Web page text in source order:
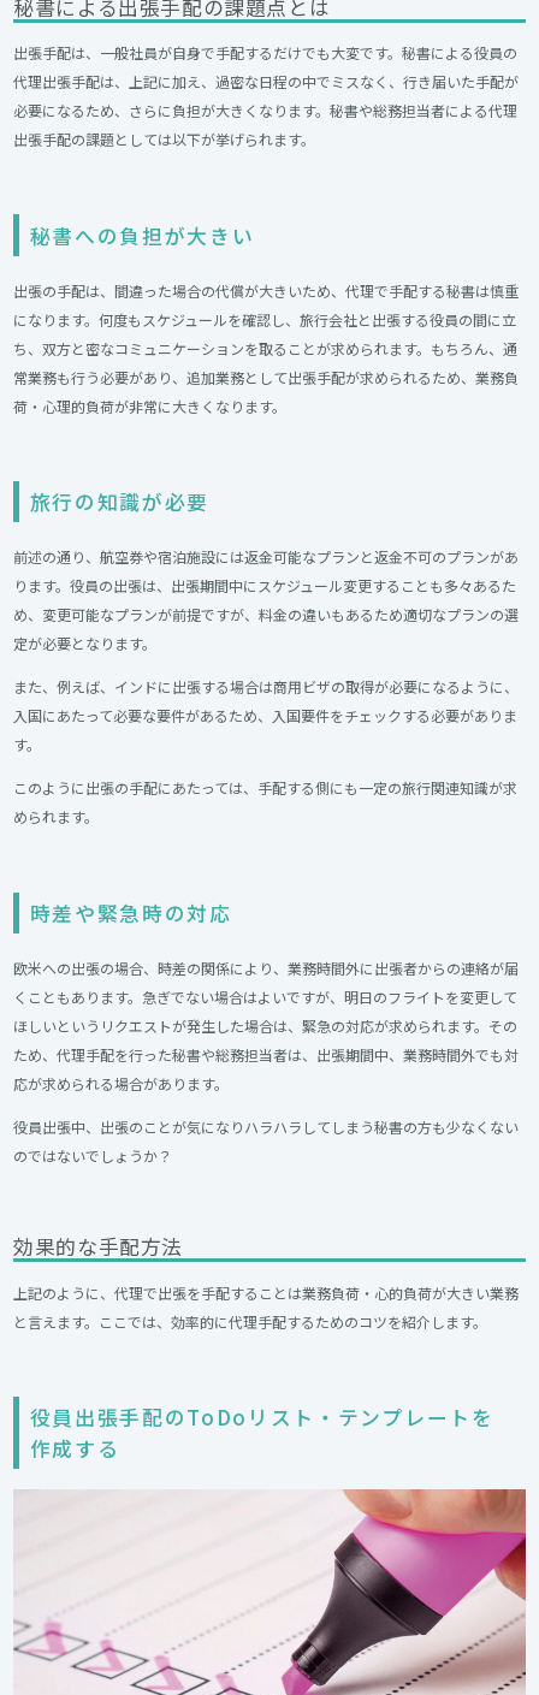
秘書による出張手配の課題点とは
出張手配は、一般社員が自身で手配するだけでも大変です。秘書による役員の
代理出張手配は、上記に加え、過密な日程の中でミスなく、行き届いた手配が
必要になるため、さらに負担が大きくなります。秘書や総務担当者による代理
出張手配の課題としては以下が挙げられます。
秘書への負担が大きい
出張の手配は、間違った場合の代償が大きいため、代理で手配する秘書は慎重
になります。何度もスケジュールを確認し、旅行会社と出張する役員の間に立
ち、双方と密なコミュニケーションを取ることが求められます。もちろん、通
常業務も行う必要があり、追加業務として出張手配が求められるため、業務負
荷・心理的負荷が非常に大きくなります。
旅行の知識が必要
前述の通り、航空券や宿泊施設には返金可能なプランと返金不可のプランがあ
ります。役員の出張は、出張期間中にスケジュール変更することも多々あるた
め、変更可能なプランが前提ですが、料金の違いもあるため適切なプランの選
定が必要となります。
また、例えば、インドに出張する場合は商用ビザの取得が必要になるように、
入国にあたって必要な要件があるため、入国要件をチェックする必要がありま
す。
このように出張の手配にあたっては、手配する側にも一定の旅行関連知識が求
められます。
時差や緊急時の対応
欧米への出張の場合、時差の関係により、業務時間外に出張者からの連絡が届
くこともあります。急ぎでない場合はよいですが、明日のフライトを変更して
ほしいというリクエストが発生した場合は、緊急の対応が求められます。その
ため、代理手配を行った秘書や総務担当者は、出張期間中、業務時間外でも対
応が求められる場合があります。
役員出張中、出張のことが気になりハラハラしてしまう秘書の方も少なくない
のではないでしょうか？
効果的な手配方法
上記のように、代理で出張を手配することは業務負荷・心的負荷が大きい業務
と言えます。ここでは、効率的に代理手配するためのコツを紹介します。
役員出張手配のToDoリスト・テンプレートを
作成する